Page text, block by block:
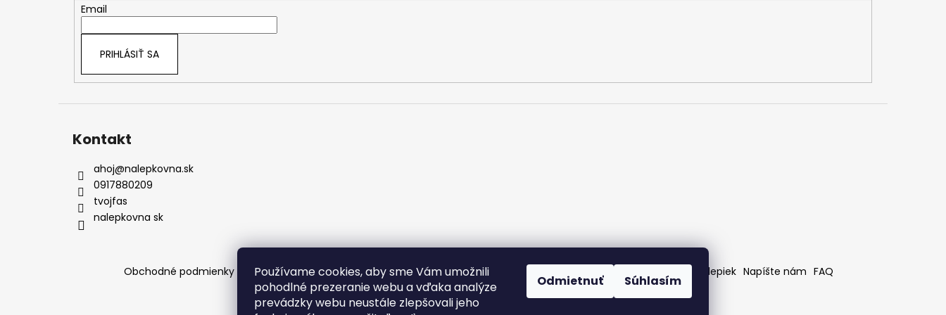
Používame cookies, aby sme Vám umožnili
pohodlné prezeranie webu a vďaka analýze
prevádzky webu neustále zlepšovali jeho
Odmietnuť Súhlasím
Email
PRIHLÁSIŤ SA
Kontakt
ahoj@nalepkovna.sk
0917880209
tvojfas
nalepkovna sk
Obchodné podmienky Podmienky ochrany osobných údajov Kontakt Doprava a platba Podmienky vrátenia Bez nálepiek Napíšte nám FAQ
Nálepky na zákazku